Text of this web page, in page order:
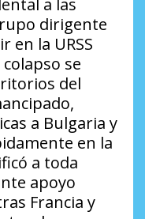
a las
dirigente
en la URSS
se
del
a Bulgaria y
en la
a toda
apoyo
Francia y